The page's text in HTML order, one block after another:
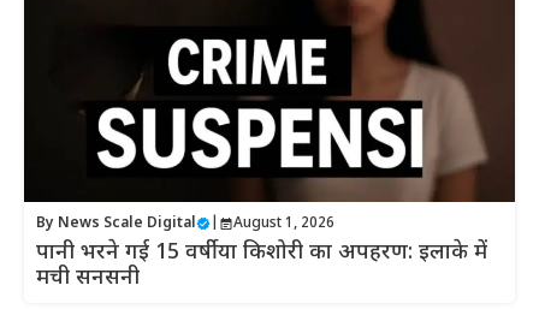
By News Scale Digital August 1, 2026
पानी भरने गई 15 वर्षीया किशोरी का अपहरण: इलाके में
मची सनसनी